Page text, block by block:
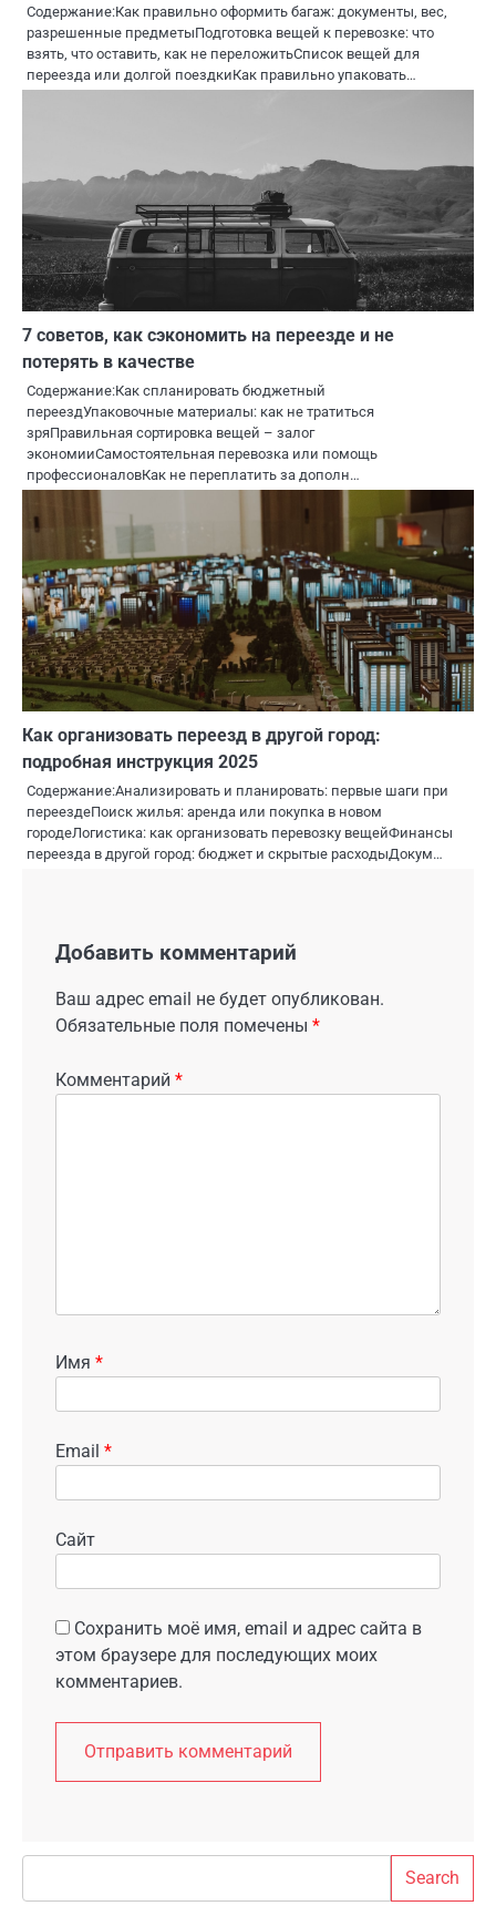
Содержание:Как правильно оформить багаж: документы, вес,
разрешенные предметыПодготовка вещей к перевозке: что
взять, что оставить, как не переложитьСписок вещей для
переезда или долгой поездкиКак правильно упаковать…
7 советов, как сэкономить на переезде и не
потерять в качестве
Содержание:Как спланировать бюджетный
переездУпаковочные материалы: как не тратиться
зряПравильная сортировка вещей – залог
экономииСамостоятельная перевозка или помощь
профессионаловКак не переплатить за дополн…
Как организовать переезд в другой город:
подробная инструкция 2025
Содержание:Анализировать и планировать: первые шаги при
переездеПоиск жилья: аренда или покупка в новом
городеЛогистика: как организовать перевозку вещейФинансы
переезда в другой город: бюджет и скрытые расходыДокум…
Добавить комментарий
Ваш адрес email не будет опубликован.
Обязательные поля помечены *
Комментарий *
Имя *
Email *
Сайт
Сохранить моё имя, email и адрес сайта в
этом браузере для последующих моих
комментариев.
Search